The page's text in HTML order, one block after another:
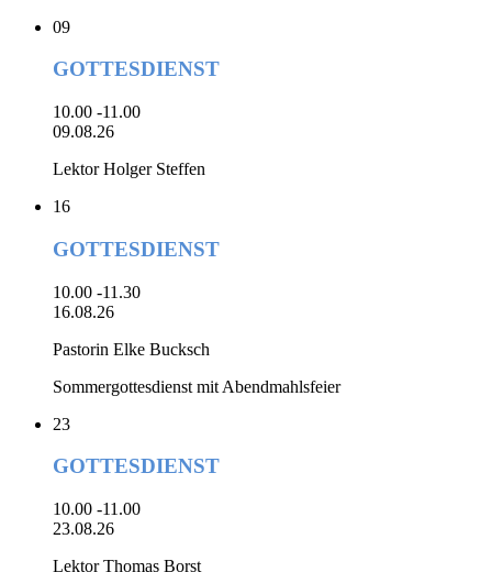
09
GOTTESDIENST
10.00 -11.00
09.08.26
Lektor Holger Steffen
16
GOTTESDIENST
10.00 -11.30
16.08.26
Pastorin Elke Bucksch
Sommergottesdienst mit Abendmahlsfeier
23
GOTTESDIENST
10.00 -11.00
23.08.26
Lektor Thomas Borst